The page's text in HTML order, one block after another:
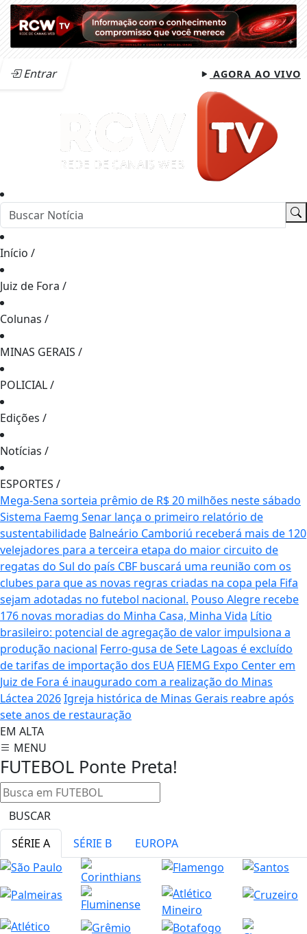
Entrar AGORA AO VIVO
Início /
Juiz de Fora /
Colunas /
MINAS GERAIS /
POLICIAL/
Edições /
Notícias /
ESPORTES /
Mega-Sena sorteia prêmio de R$ 20 milhões neste sábado
Sistema Faemg Senar lança o primeiro relatório de
sustentabilidade Balneário Camboriú receberá mais de 120
velejadores para a terceira etapa do maior circuito de
regatas do Sul do país CBF buscará uma reunião com os
clubes para que as novas regras criadas na copa pela Fifa
sejam adotadas no futebol nacional. Pouso Alegre recebe
176 novas moradias do Minha Casa, Minha Vida Lítio
brasileiro: potencial de agregação de valor impulsiona a
produção nacional Ferro-gusa de Sete Lagoas é excluído
de tarifas de importação dos EUA FIEMG Expo Center em
Juiz de Fora é inaugurado com a realização do Minas
Láctea 2026Igreja histórica de Minas Gerais reabre após
sete anos de restauração
EM ALTA
MENU
FUTEBOL Ponte Preta!
BUSCAR
SÉRIE A
SÉRIE B EUROPA